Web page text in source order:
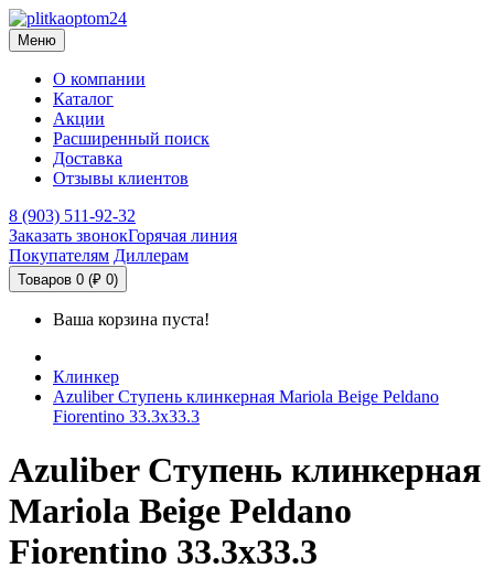
Меню
О компании
Каталог
Акции
Расширенный поиск
Доставка
Отзывы клиентов
8 (903) 511-92-32
Заказать звонокГорячая линия
Покупателям Диллерам
Товаров 0 (₽ 0)
Ваша корзина пуста!
Клинкер
Azuliber Ступень клинкерная Mariola Beige Peldano
Fiorentino 33.3х33.3
Azuliber Ступень клинкерная
Mariola Beige Peldano
Fiorentino 33.3х33.3